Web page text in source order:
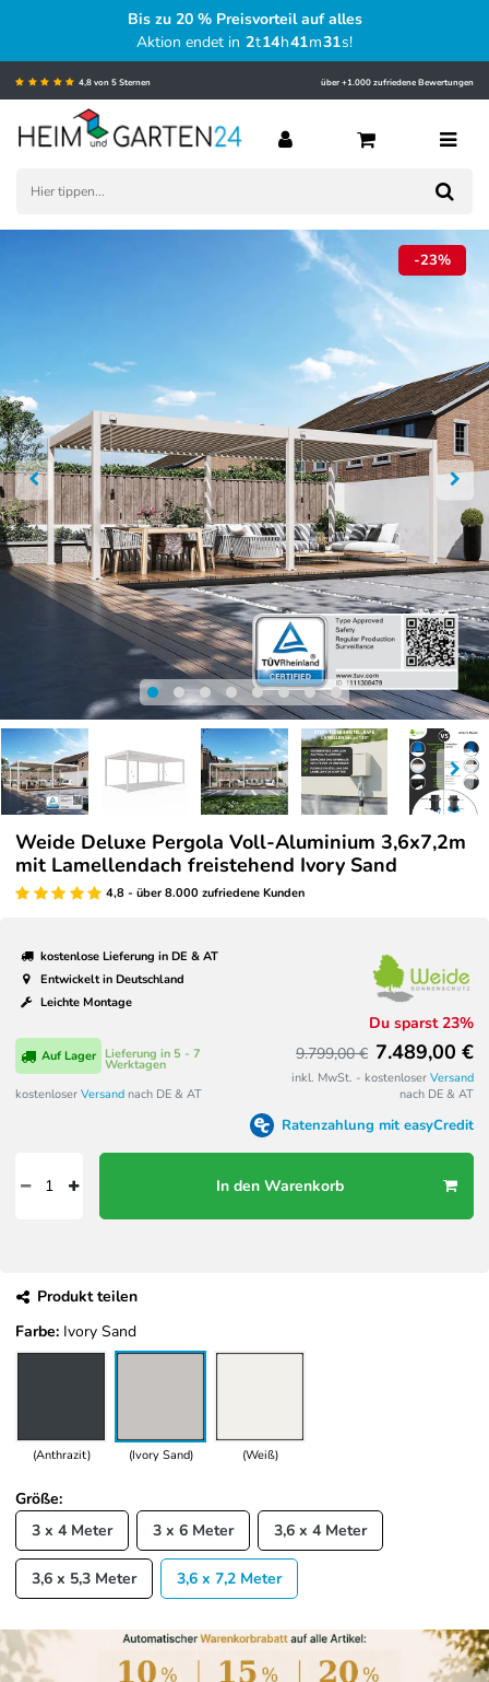
Bis zu 20 % Preisvorteil auf alles
Aktion endet in 2t14h41m29s!
4,8 von 5 Sternen über +1.000 zufriedene Bewertungen
-23%
Weide Deluxe Pergola Voll-Aluminium 3,6x7,2m
mit Lamellendach freistehend Ivory Sand
4,8 - über 8.000 zufriedene Kunden
kostenlose Lieferung in DE & AT
Entwickelt in Deutschland
Leichte Montage
Lieferung in 5 - 7
Werktagen
Auf Lager
kostenloser Versand nach DE & AT
Du sparst 23%
9.799,00 € 7.489,00 €
inkl. MwSt. - kostenloser Versand
nach DE & AT
Ratenzahlung mit easyCredit
In den Warenkorb
Produkt teilen
Farbe: Ivory Sand
(Anthrazit) (Ivory Sand) (Weiß)
Größe:
3 x 4 Meter
3 x 6 Meter 3,6 x 4 Meter
3,6 x 5,3 Meter 3,6 x 7,2 Meter